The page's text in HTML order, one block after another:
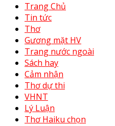
Trang Chủ
Tin tức
Thơ
Gương mặt HV
Trang nước ngoài
Sách hay
Cảm nhận
Thơ dự thi
VHNT
Lý Luận
Thơ Haiku chọn